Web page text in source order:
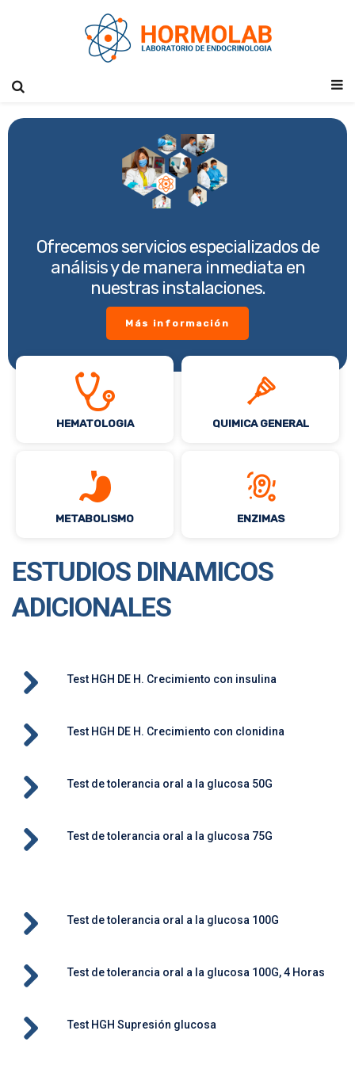
Ofrecemos servicios especializados de
análisis y de manera inmediata en
nuestras instalaciones.
Más información
HEMATOLOGIA QUIMICA GENERAL
METABOLISMO ENZIMAS
ESTUDIOS DINAMICOS
ADICIONALES
Test HGH DE H. Crecimiento con insulina
Test HGH DE H. Crecimiento con clonidina
Test de tolerancia oral a la glucosa 50G
Test de tolerancia oral a la glucosa 75G
Test de tolerancia oral a la glucosa 100G
Test de tolerancia oral a la glucosa 100G, 4 Horas
Test HGH Supresión glucosa